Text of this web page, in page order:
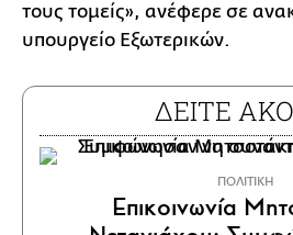
τους τομείς», ανέφερε σε
υπουργείο Εξωτερικών.
ΔΕΙΤΕ
ΠΟΛΙΤΙΚΗ
Επικοινωνία